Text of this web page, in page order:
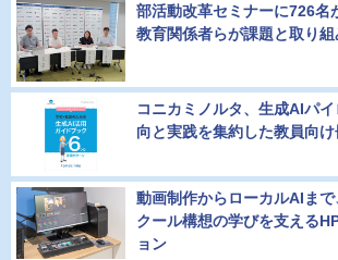
部活動改革セミナーに726名
教育関係者らが課題と取り
コニカミノルタ、生成AIパ
向と実践を集約した教員向
動画制作からローカルAIまで
クール構想の学びを支える
ョン